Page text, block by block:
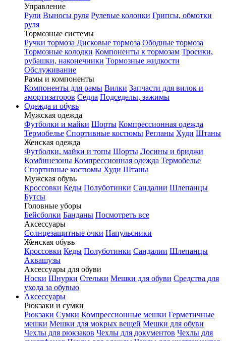
Управление
Рули Выносы руля Рулевые колонки Грипсы, обмотки
руля
Тормозные системы
Ручки тормоза Дисковые тормоза Ободные тормоза
Тормозные колодки Компоненты к тормозам Тросики,
рубашки, наконечники Тормозные жидкости
Обслуживание
Рамы и компоненты
Компоненты для рамы Вилки Запчасти для вилок и
амортизаторов Седла Подседелы, зажимы
Одежда и обувь
Мужская одежда
Футболки и майки Шорты Компрессионная одежда
Термобелье Спортивные костюмы Регланы Худи Штаны
Женская одежда
Футболки, майки и топы Шорты Лосины и бриджи
Комбинезоны Компрессионная одежда Термобелье
Спортивные костюмы Худи Штаны
Мужская обувь
Кроссовки Кеды Полуботинки Сандалии Шлепанцы
Бутсы
Головные уборы
Бейсболки Банданы Посмотреть все
Аксессуары
Солнцезащитные очки Напульсники
Женская обувь
Кроссовки Кеды Полуботинки Сандалии Шлепанцы
Аквашузы
Аксессуары для обуви
Носки Шнурки Стельки Мешки для обуви Средства для
ухода за обувью
Аксессуары
Рюкзаки и сумки
Рюкзаки Сумки Компрессионные мешки Герметичные
мешки Мешки для мокрых вещей Мешки для обуви
Чехлы для рюкзаков Чехлы для документов Чехлы для